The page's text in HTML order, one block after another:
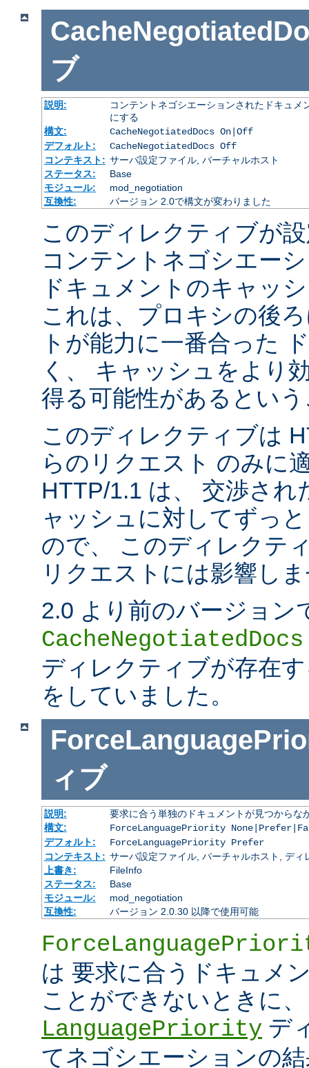
ブ
説明:
コンテントネゴシエーションされたドキュ
にする
構文:
CacheNegotiatedDocs On|Off
デフォルト:
CacheNegotiatedDocs Off
コンテキスト: サーバ設定ファイル, バーチャルホスト
ステータス:
Base
モジュール:
mod_negotiation
互換性:
バージョン 2.0で構文が変わりました
このディレクティブが
コンテントネゴシエー
ドキュメントのキャッ
これは、プロキシの後
トが能力に一番合った
く、 キャッシュをより
得る可能性があるとい
このディレクティブは
らのリクエスト のみに
HTTP/1.1 は、 交渉さ
ャッシュに対してずっ
ので、 このディレクテ
リクエストには影響し
2.0 より前のバージョン
CacheNegotiatedDocs
ディレクティブが存在
をしていました。
ィブ
説明:
要求に合う単独のドキュメントが見つからな
構文:
ForceLanguagePriority
デフォルト:
ForceLanguagePriority Prefer
コンテキスト: サーバ設定ファイル, バーチャルホスト, ディ
上書き:
FileInfo
ステータス:
Base
モジュール:
mod_negotiation
互換性:
バージョン 2.0.30 以降で使用可能
は 要求に合うドキュメ
ことができないときに、
LanguagePriority デ
てネゴシエーションの